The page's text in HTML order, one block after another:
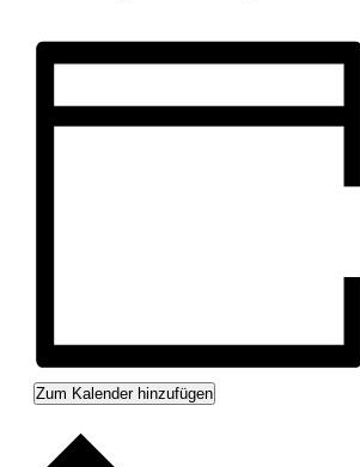
Zum Kalender hinzufügen